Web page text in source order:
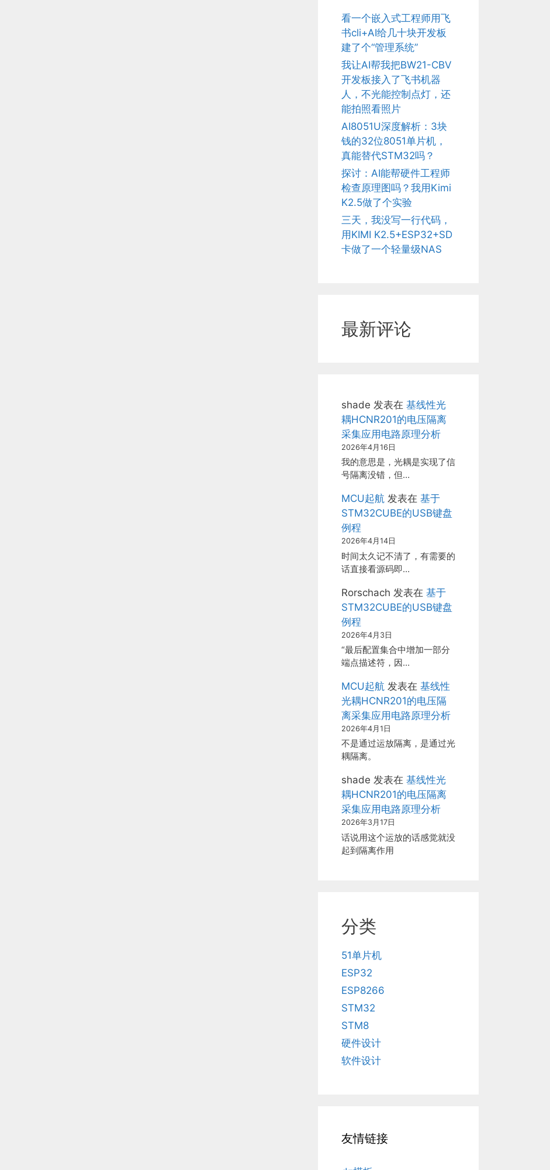
看一个嵌入式工程师用飞
书cli+AI给几十块开发板
建了个“管理系统”
我让AI帮我把BW21-CBV
开发板接入了飞书机器
人，不光能控制点灯，还
能拍照看照片
AI8051U深度解析：3块
钱的32位8051单片机，
真能替代STM32吗？
探讨：AI能帮硬件工程师
检查原理图吗？我用Kimi
K2.5做了个实验
三天，我没写一行代码，
用KIMI K2.5+ESP32+SD
卡做了一个轻量级NAS
最新评论
shade 发表在 基线性光
耦HCNR201的电压隔离
采集应用电路原理分析
2026年4月16日
我的意思是，光耦是实现了信
号隔离没错，但…
MCU起航 发表在 基于
STM32CUBE的USB键盘
例程
2026年4月14日
时间太久记不清了，有需要的
话直接看源码即…
Rorschach 发表在 基于
STM32CUBE的USB键盘
例程
2026年4月3日
“最后配置集合中增加一部分
端点描述符，因…
MCU起航 发表在 基线性
光耦HCNR201的电压隔
离采集应用电路原理分析
2026年4月1日
不是通过运放隔离，是通过光
耦隔离。
shade 发表在 基线性光
耦HCNR201的电压隔离
采集应用电路原理分析
2026年3月17日
话说用这个运放的话感觉就没
起到隔离作用
分类
51单片机
ESP32
ESP8266
STM32
STM8
硬件设计
软件设计
友情链接